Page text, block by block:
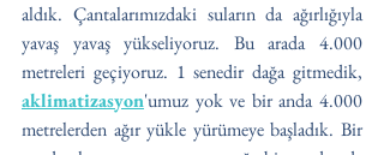
aldık. Çantalarımızdaki suların da ağırlığıyla
yavaş yavaş yükseliyoruz. Bu arada 4.000
aklimatizasyon'umuz yok ve bir anda 4.000
metrelerden ağır yükle yürümeye başladık. Bir